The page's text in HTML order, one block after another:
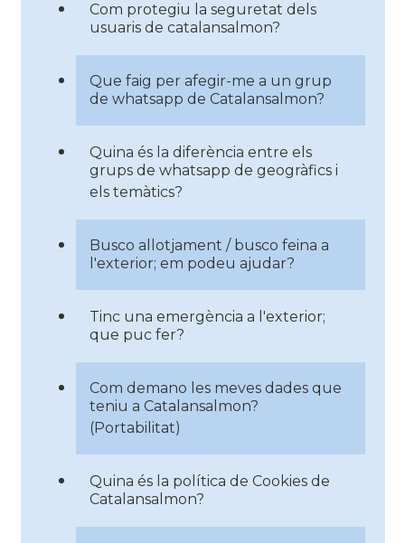
Com protegiu la seguretat dels
usuaris de catalansalmon?
Que faig per afegir-me a un grup
de whatsapp de Catalansalmon?
Quina és la diferència entre els
grups de whatsapp de geogràfics i
els temàtics?
Busco allotjament / busco feina a
l'exterior; em podeu ajudar?
Tinc una emergència a l'exterior;
que puc fer?
Com demano les meves dades que
teniu a Catalansalmon?
(Portabilitat)
Quina és la política de Cookies de
Catalansalmon?